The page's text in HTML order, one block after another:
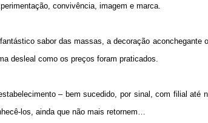
convivência, imagem e marca.
sabor das massas, a decoração aconchegante
desleal como os preços foram praticados.
– bem sucedido, por sinal, com filial até
los, ainda que não mais retornem…